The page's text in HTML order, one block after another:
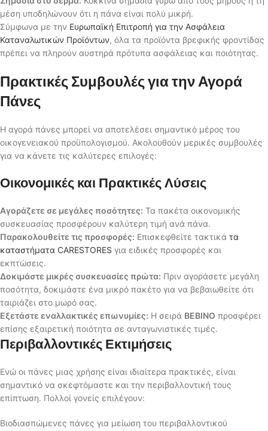
μέση υποδηλώνουν ότι η πάνα είναι πολύ μικρή.
Σύμφωνα με την Ευρωπαϊκή Επιτροπή για την Ασφάλεια
Καταναλωτικών Προϊόντων, όλα τα προϊόντα βρεφικής φροντίδας
πρέπει να πληρούν αυστηρά πρότυπα ασφάλειας και ποιότητας.
Πρακτικές Συμβουλές για την Αγορά
Πάνες
Η αγορά πάνες μπορεί να αποτελέσει σημαντικό μέρος του
οικογενειακού προϋπολογισμού. Ακολουθούν μερικές συμβουλές
για να κάνετε τις καλύτερες επιλογές:
Οικονομικές και Πρακτικές Λύσεις
Αγοράζετε σε μεγάλες ποσότητες: Τα πακέτα οικονομικής
συσκευασίας προσφέρουν καλύτερη τιμή ανά πάνα.
Παρακολουθείτε τις προσφορές: Επισκεφθείτε τακτικά τα
καταστήματα CARESTORES για ειδικές προσφορές και
εκπτώσεις.
Δοκιμάστε μικρές συσκευασίες πρώτα: Πριν αγοράσετε μεγάλη
ποσότητα, δοκιμάστε ένα μικρό πακέτο για να βεβαιωθείτε ότι
ταιριάζει στο μωρό σας.
Εξετάστε εναλλακτικές επωνυμίες: Η σειρά BEBINO προσφέρει
επίσης εξαιρετική ποιότητα σε ανταγωνιστικές τιμές.
Περιβαλλοντικές Εκτιμήσεις
Ενώ οι πάνες μιας χρήσης είναι ιδιαίτερα πρακτικές, είναι
σημαντικό να σκεφτόμαστε και την περιβαλλοντική τους
επίπτωση. Πολλοί γονείς επιλέγουν:
Βιοδιασπώμενες πάνες για μείωση του περιβαλλοντικού